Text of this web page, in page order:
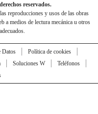
reservados.
reproducciones y usos de las obras
a medios de lectura mecánica u otros
Datos
Política de cookies
Soluciones W
Teléfonos